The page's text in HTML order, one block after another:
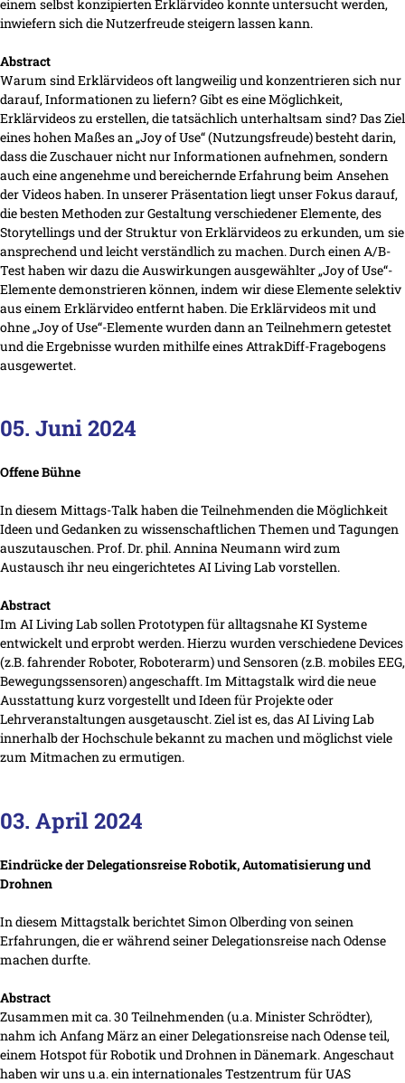
einem selbst konzipierten Erklärvideo konnte untersucht werden,
inwiefern sich die Nutzerfreude steigern lassen kann.
Abstract
Warum sind Erklärvideos oft langweilig und konzentrieren sich nur
darauf, Informationen zu liefern? Gibt es eine Möglichkeit,
Erklärvideos zu erstellen, die tatsächlich unterhaltsam sind? Das Ziel
eines hohen Maßes an „Joy of Use“ (Nutzungsfreude) besteht darin,
dass die Zuschauer nicht nur Informationen aufnehmen, sondern
auch eine angenehme und bereichernde Erfahrung beim Ansehen
der Videos haben. In unserer Präsentation liegt unser Fokus darauf,
die besten Methoden zur Gestaltung verschiedener Elemente, des
Storytellings und der Struktur von Erklärvideos zu erkunden, um sie
ansprechend und leicht verständlich zu machen. Durch einen A/B-
Test haben wir dazu die Auswirkungen ausgewählter „Joy of Use“-
Elemente demonstrieren können, indem wir diese Elemente selektiv
aus einem Erklärvideo entfernt haben. Die Erklärvideos mit und
ohne „Joy of Use“-Elemente wurden dann an Teilnehmern getestet
und die Ergebnisse wurden mithilfe eines AttrakDiff-Fragebogens
ausgewertet.
05. Juni 2024
Offene Bühne
In diesem Mittags-Talk haben die Teilnehmenden die Möglichkeit
Ideen und Gedanken zu wissenschaftlichen Themen und Tagungen
auszutauschen. Prof. Dr. phil. Annina Neumann wird zum
Austausch ihr neu eingerichtetes AI Living Lab vorstellen.
Abstract
Im AI Living Lab sollen Prototypen für alltagsnahe KI Systeme
entwickelt und erprobt werden. Hierzu wurden verschiedene Devices
(z.B. fahrender Roboter, Roboterarm) und Sensoren (z.B. mobiles EEG,
Bewegungssensoren) angeschafft. Im Mittagstalk wird die neue
Ausstattung kurz vorgestellt und Ideen für Projekte oder
Lehrveranstaltungen ausgetauscht. Ziel ist es, das AI Living Lab
innerhalb der Hochschule bekannt zu machen und möglichst viele
zum Mitmachen zu ermutigen.
03. April 2024
Eindrücke der Delegationsreise Robotik, Automatisierung und
Drohnen
In diesem Mittagstalk berichtet Simon Olberding von seinen
Erfahrungen, die er während seiner Delegationsreise nach Odense
machen durfte.
Abstract
Zusammen mit ca. 30 Teilnehmenden (u.a. Minister Schrödter),
nahm ich Anfang März an einer Delegationsreise nach Odense teil,
einem Hotspot für Robotik und Drohnen in Dänemark. Angeschaut
haben wir uns u.a. ein internationales Testzentrum für UAS